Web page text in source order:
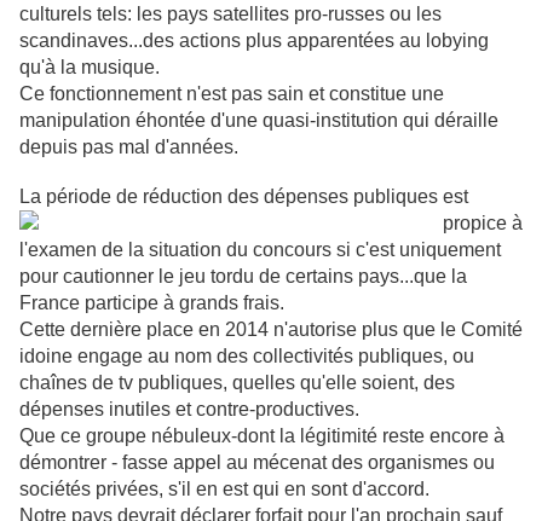
culturels tels: les pays satellites pro-russes ou les
scandinaves...des actions plus apparentées au lobying
qu'à la musique.
Ce fonctionnement n'est pas sain et constitue une
manipulation éhontée d'une quasi-institution qui déraille
depuis pas mal d'années.
La période de réduction des dépenses publiques est
propice à
l'examen de la situation du concours si c'est uniquement
pour cautionner le jeu tordu de certains pays...que la
France participe à grands frais.
Cette dernière place en 2014 n'autorise plus que le Comité
idoine engage au nom des collectivités publiques, ou
chaînes de tv publiques, quelles qu'elle soient, des
dépenses inutiles et contre-productives.
Que ce groupe nébuleux-dont la légitimité reste encore à
démontrer - fasse appel au mécenat des organismes ou
sociétés privées, s'il en est qui en sont d'accord.
Notre pays devrait déclarer forfait pour l'an prochain sauf